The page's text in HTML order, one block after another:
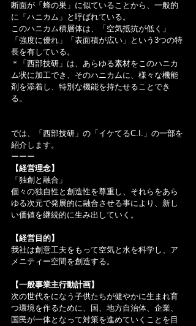
断面が「蜂の巣」に似ていることから、一般的
に「ハニカム」と呼ばれている。
このハニカム積層体は、「空気抵抗が低く」
「強度に優れ」「表面積が広い」という3つの特
長を有している。
＊「西部技研」は、あらゆる素材をこのハニカ
ム状に加工でき、そのハニカムに、様々な機能
剤を添着し、特別な機能を持たせることでき
る。
では、「西部技研」の「イケてるC.I.」の一部を
紹介します。
ーーー
【経営理念】
「独創と融合」
個々の独自性と創造性を尊重し、それらをあら
ゆる次元で発展的に融合させる事により、新し
い価値を継続的に生み出していく。
【経営目的】
我社は創意工夫をもって空気と水を科学し、ア
メニティー空間を創造する。
【一般事業主行動計画】
次の世代をになう子供たちが健やかに生まれ育
つ環境を作るために、国、地方自治体、企業、
国民が一体となって対策を進めていくことを目